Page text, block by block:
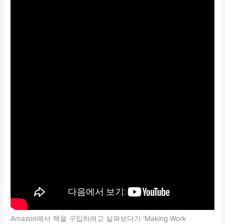
Amazon에서 책을 구입하려고 살펴보다가 ‘Making Work